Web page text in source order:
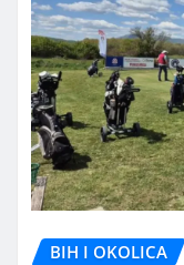
BIH I OKOLICA